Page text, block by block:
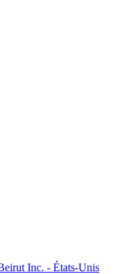
Inc. - États-Unis